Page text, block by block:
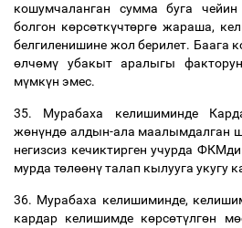
кошумчаланган
сумма буга чейин
болгон көрсөткүчтөргө жараша,
белгиленишине жол берилет. Баага
өлчөмү убакыт аралыгы
мүмкүн эмес.
35. Мурабаха келишиминде
жөнүндө алдын-ала маалымдалган
негизсиз кечиктирген учурда
мурда төлөөнүталап кылууга укугу
36. Мурабаха келишиминде,
кардар келишимде көрсөтүлгөн м